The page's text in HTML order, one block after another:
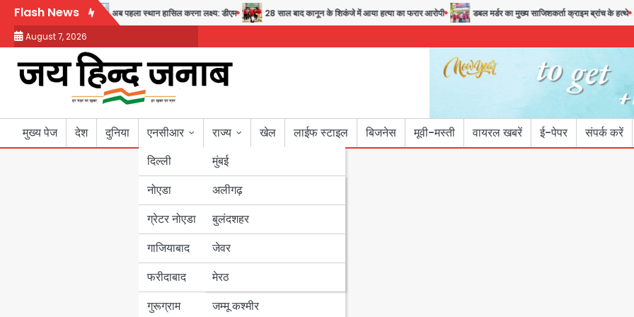
Skip
content
Flash News
और सुरक्षा का संदेश अब पहला स्थान हासिल करना लक्ष्य: डीएम 28 साल बाद कानून के शिकंजे में आया हत्या का फरार आरोपी डबल मर्डर का मुख्य साजिशकर्ता क्राइम ब्रांच के हत्थे
August 7, 2026
मुख्य पेज देश दुनिया
एनसीआर
दिल्ली
नोएडा
ग्रेटर नोएडा
गाजियाबाद
फरीदाबाद
गुरूग्राम
राज्य
मुंबई
उत्तर प्रदेश
अलीगढ़
बुलंदशहर
जेवर
मेरठ
बिहार
पंजाब
हरियाणा
जम्मू कश्मीर
खेल लाईफ स्टाइल बिजनेस मूवी-मस्ती वायरल खबरें ई-पेपर संपर्क करें